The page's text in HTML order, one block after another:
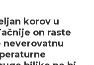
korov u
on raste
neverovatnu